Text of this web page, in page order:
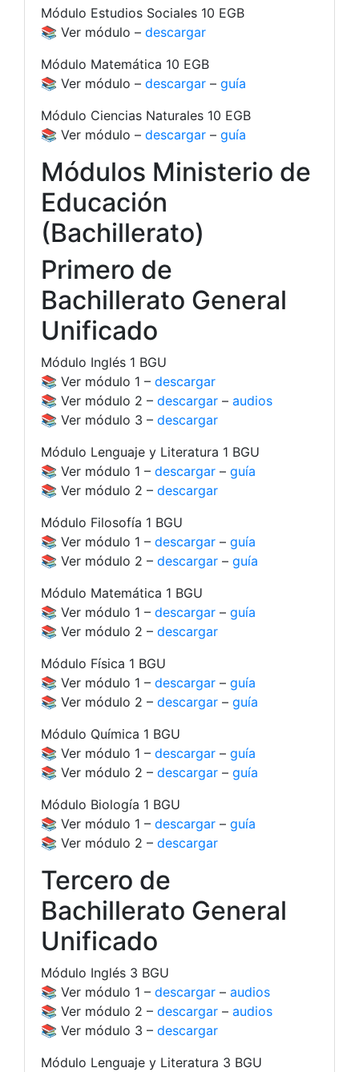
Módulo Estudios Sociales 10 EGB
📚 Ver módulo – descargar
Módulo Matemática 10 EGB
📚 Ver módulo – descargar – guía
Módulo Ciencias Naturales 10 EGB
📚 Ver módulo – descargar – guía
Módulos Ministerio de
Educación
(Bachillerato)
Primero de
Bachillerato General
Unificado
Módulo Inglés 1 BGU
📚 Ver módulo 1 – descargar
📚 Ver módulo 2 – descargar – audios
📚 Ver módulo 3 – descargar
Módulo Lenguaje y Literatura 1 BGU
📚 Ver módulo 1 – descargar – guía
📚 Ver módulo 2 – descargar
Módulo Filosofía 1 BGU
📚 Ver módulo 1 – descargar – guía
📚 Ver módulo 2 – descargar – guía
Módulo Matemática 1 BGU
📚 Ver módulo 1 – descargar – guía
📚 Ver módulo 2 – descargar
Módulo Física 1 BGU
📚 Ver módulo 1 – descargar – guía
📚 Ver módulo 2 – descargar – guía
Módulo Química 1 BGU
📚 Ver módulo 1 – descargar – guía
📚 Ver módulo 2 – descargar – guía
Módulo Biología 1 BGU
📚 Ver módulo 1 – descargar – guía
📚 Ver módulo 2 – descargar
Tercero de
Bachillerato General
Unificado
Módulo Inglés 3 BGU
📚 Ver módulo 1 – descargar – audios
📚 Ver módulo 2 – descargar – audios
📚 Ver módulo 3 – descargar
Módulo Lenguaje y Literatura 3 BGU